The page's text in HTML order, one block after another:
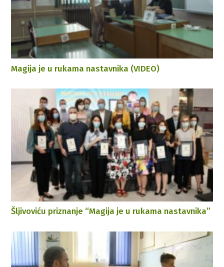
Magija je u rukama nastavnika (VIDEO)
Šljivoviću priznanje “Magija je u rukama nastavnika”